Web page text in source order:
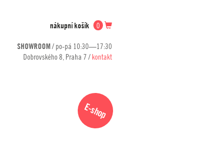
nákupní košík 0
SHOWROOM/ po-pá 10:30—17:30
Dobrovského 8, Praha 7 /kontakt
E-shop